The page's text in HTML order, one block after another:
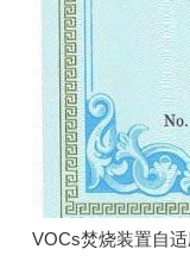
VOCs焚烧装置自